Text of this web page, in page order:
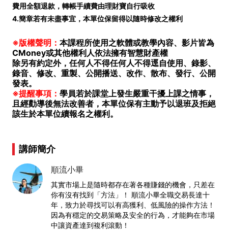
費用全額退款，轉帳手續費由理財寶自行吸收
4.簡章若有未盡事宜，本單位保留得以隨時修改之權利
※版權聲明： 本課程所使用之軟體或教學內容、影片皆為
CMoney或其他權利人依法擁有智慧財產權
除另有約定外，任何人不得任何人不得逕自使用、錄影、
錄音、修改、重製、公開播送、改作、散布、發行、公開
發表。
※提醒事項： 學員若於課堂上發生嚴重干擾上課之情事，
且經勸導後無法改善者，本單位保有主動予以退班及拒絕
該生於本單位續報名之權利。
講師簡介
順流小畢
其實市場上是隨時都存在著各種賺錢的機會，只差在
你有沒有找到「方法」！ 順流小畢全職交易長達十
年，致力於尋找可以有高獲利、低風險的操作方法！
因為有穩定的交易策略及安全的行為，才能夠在市場
中讓資產達到複利滾動！